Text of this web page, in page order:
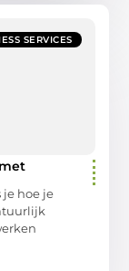
SERVICES
je hoe je